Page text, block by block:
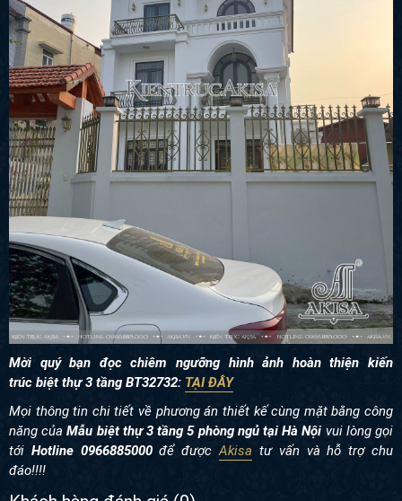
Mời quý bạn đọc chiêm ngưỡng hình ảnh hoàn thiện kiến
trúc biệt thự 3 tầng BT32732: TẠI ĐÂY
Mọi thông tin chi tiết về phương án thiết kế cùng mặt bằng công
năng của Mẫu biệt thự 3 tầng 5 phòng ngủ tại Hà Nội vui lòng gọi
tới Hotline 0966885000 để đượcAkisa tư vấn và hỗ trợ chu
đáo!!!!